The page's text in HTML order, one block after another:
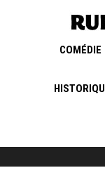
COMÉDIE